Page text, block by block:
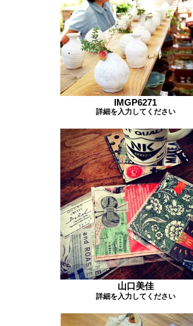
IMGP6271
詳細を入力してください
山口美佳
詳細を入力してください